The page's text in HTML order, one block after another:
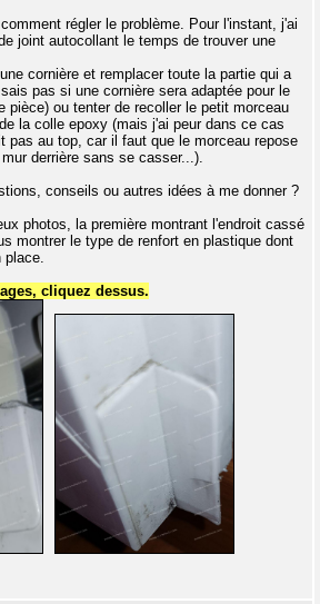
régler le problème. Pour l'instant, j'ai
joint autocollant le temps de trouver une
cornière et remplacer toute la partie qui a
pas si une cornière sera adaptée pour le
pièce) ou tenter de recoller le petit morceau
la colle epoxy (mais j'ai peur dans ce cas
pas au top, car il faut que le morceau repose
derrière sans se casser...).
conseils ou autres idées à me donner ?
photos, la première montrant l'endroit cassé
montrer le type de renfort en plastique dont
place.
cliquez dessus.